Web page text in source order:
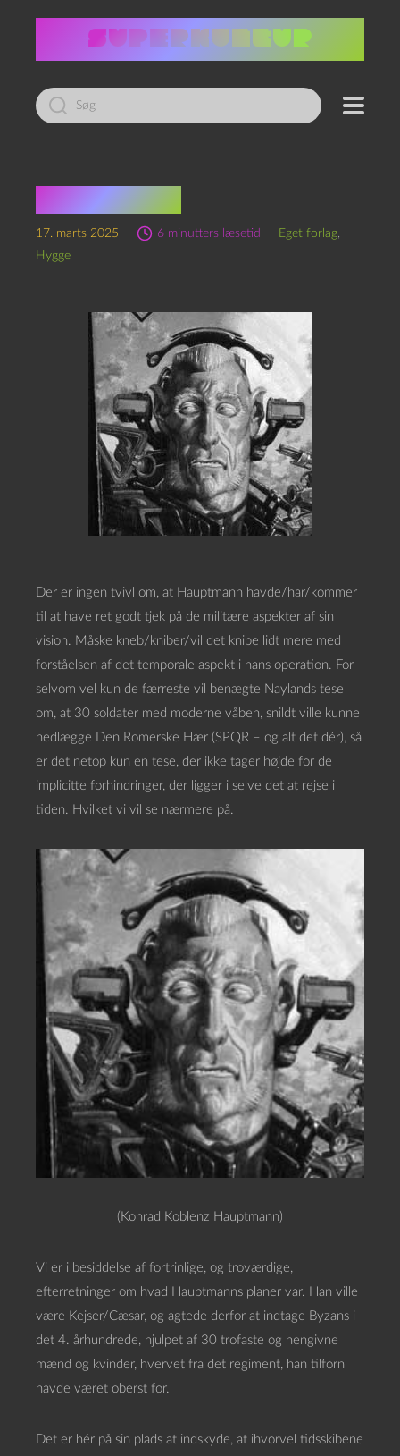
Led
efter:
Mens tid er
17. marts 2025 6 minutters læsetid Eget forlag,
Hygge
Der er ingen tvivl om, at Hauptmann havde/har/kommer
til at have ret godt tjek på de militære aspekter af sin
vision. Måske kneb/kniber/vil det knibe lidt mere med
forståelsen af det temporale aspekt i hans operation. For
selvom vel kun de færreste vil benægte Naylands tese
om, at 30 soldater med moderne våben, snildt ville kunne
nedlægge Den Romerske Hær (SPQR – og alt det dér), så
er det netop kun en tese, der ikke tager højde for de
implicitte forhindringer, der ligger i selve det at rejse i
tiden. Hvilket vi vil se nærmere på.
(Konrad Koblenz Hauptmann)
Vi er i besiddelse af fortrinlige, og troværdige,
efterretninger om hvad Hauptmanns planer var. Han ville
være Kejser/Cæsar, og agtede derfor at indtage Byzans i
det 4. århundrede, hjulpet af 30 trofaste og hengivne
mænd og kvinder, hvervet fra det regiment, han tilforn
havde været oberst for.
Det er hér på sin plads at indskyde, at ihvorvel tidsskibene